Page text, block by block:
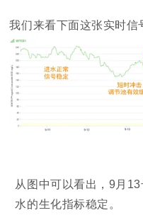
我们来看下面这张实时信
从图中可以看出，9月
水的生化指标稳定。